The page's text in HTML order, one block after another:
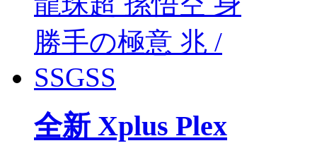
全新 Xplus Plex